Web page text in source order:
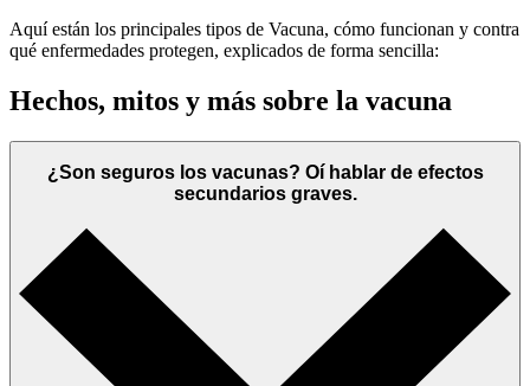
Aquí están los principales tipos de Vacuna, cómo funcionan y contra
qué enfermedades protegen, explicados de forma sencilla:
Hechos, mitos y más sobre la vacuna
¿Son seguros los vacunas? Oí hablar de efectos
secundarios graves.